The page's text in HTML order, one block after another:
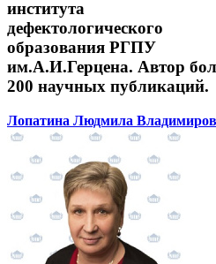
института
дефектологического
образования РГПУ
им.А.И.Герцена. Автор
200 научных публикаций.
Лопатина Людмила